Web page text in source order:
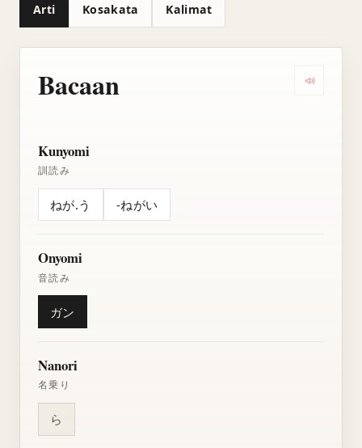
Arti Kosakata Kalimat
Bacaan
Kunyomi
訓読み
ねが.う -ねがい
Onyomi
音読み
ガン
Nanori
名乗り
ら